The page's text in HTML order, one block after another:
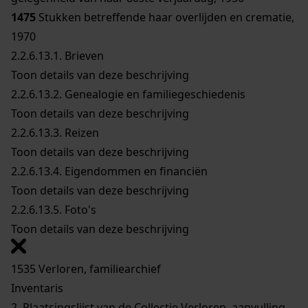
1475 Stukken betreffende haar overlijden en crematie,
1970
2.2.6.13.1. Brieven
Toon details van deze beschrijving
2.2.6.13.2. Genealogie en familiegeschiedenis
Toon details van deze beschrijving
2.2.6.13.3. Reizen
Toon details van deze beschrijving
2.2.6.13.4. Eigendommen en financiën
Toon details van deze beschrijving
2.2.6.13.5. Foto's
Toon details van deze beschrijving
1535 Verloren, familiearchief
Inventaris